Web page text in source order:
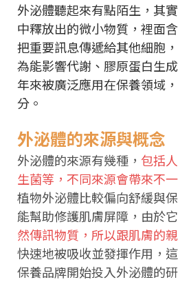
外泌體聽起來有點陌生，其
中釋放出的微小物質，裡面
把重要訊息傳遞給其他細胞
為能影響代謝、膠原蛋白生
年來被廣泛應用在保養領域
分。
外泌體的來源與概念
外泌體的來源有幾種， 包括
生菌等，不同來源會帶來不
植物外泌體比較偏向舒緩與
能幫助修護肌膚屏障，由於
然傳訊物質，所以跟肌膚的
快速地被吸收並發揮作用，
保養品牌開始投入外泌體的